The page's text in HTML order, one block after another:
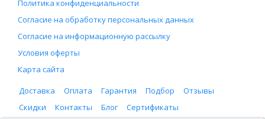
Политика конфиденциальности
Согласие на обработку персональных данных
Согласие на информационную рассылку
Условия оферты
Карта сайта
Доставка
Оплата Гарантия Подбор
Отзывы
Скидки
Контакты Блог Сертификаты